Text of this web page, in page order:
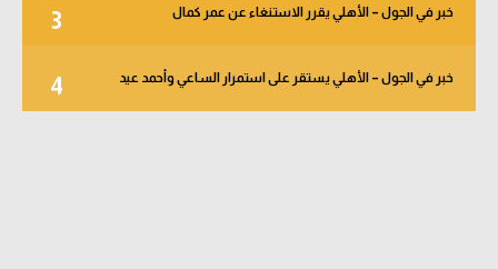
3 خبر في الجول – الأهلي يقرر الاستنغاء عن عمر كمال
4 خبر في الجول – الأهلي يستقر على استمرار الساعي وأحمد عيد